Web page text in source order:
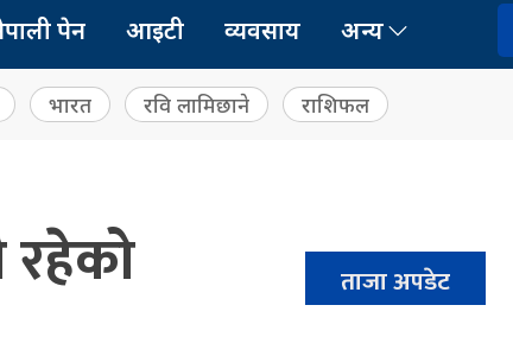
पेन आइटी व्यवसाय अन्य
भारत रवि लामिछाने राशिफल
रहेको
ताजा अपडेट